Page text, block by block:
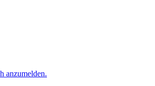
anzumelden.